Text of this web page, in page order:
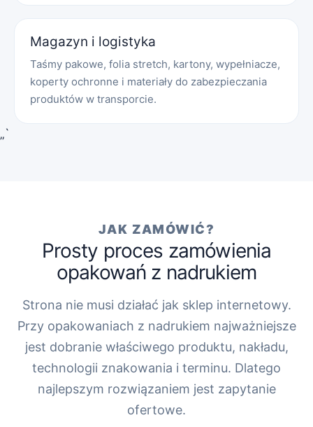
Magazyn i logistyka
Taśmy pakowe, folia stretch, kartony, wypełniacze,
koperty ochronne i materiały do zabezpieczania
produktów w transporcie.
„`
JAK ZAMÓWIĆ?
Prosty proces zamówienia
opakowań z nadrukiem
Strona nie musi działać jak sklep internetowy.
Przy opakowaniach z nadrukiem najważniejsze
jest dobranie właściwego produktu, nakładu,
technologii znakowania i terminu. Dlatego
najlepszym rozwiązaniem jest zapytanie
ofertowe.